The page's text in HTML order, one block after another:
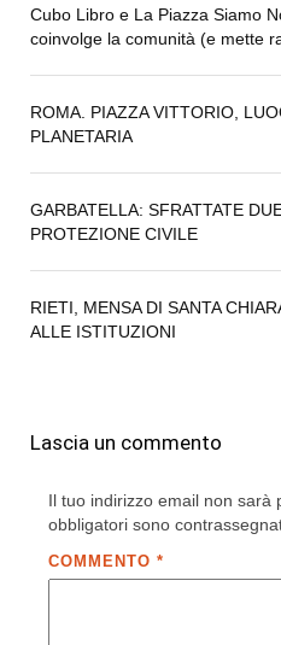
Cubo Libro e La Piazza Siamo
coinvolge la comunità (e mette
ROMA. PIAZZA VITTORIO,
PLANETARIA
GARBATELLA: SFRATTATE
PROTEZIONE CIVILE
RIETI, MENSA DI SANTA
ALLE ISTITUZIONI
Lascia un commento
Il tuo indirizzo email non sarà
obbligatori sono
COMMENTO *